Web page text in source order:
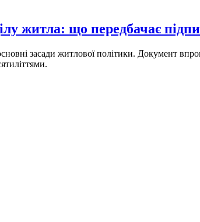
житла: що передбачає
засади житлової політики. Документ